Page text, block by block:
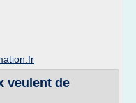
veulent de